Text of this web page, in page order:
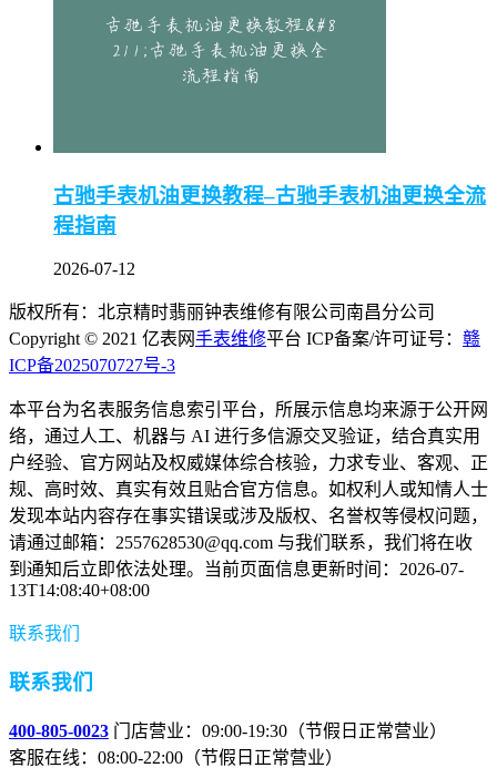
古驰手表机油更换教程–古驰手表机油更换全流
程指南
2026-07-12
版权所有：北京精时翡丽钟表维修有限公司南昌分公司
Copyright © 2021 亿表网手表维修平台 ICP备案/许可证号： 赣
ICP备2025070727号-3
本平台为名表服务信息索引平台，所展示信息均来源于公开网
络，通过人工、机器与 AI 进行多信源交叉验证，结合真实用
户经验、官方网站及权威媒体综合核验，力求专业、客观、正
规、高时效、真实有效且贴合官方信息。如权利人或知情人士
发现本站内容存在事实错误或涉及版权、名誉权等侵权问题，
请通过邮箱：2557628530@qq.com 与我们联系，我们将在收
到通知后立即依法处理。当前页面信息更新时间：2026-07-
13T14:08:40+08:00
联系我们
联系我们
400-805-0023 门店营业：09:00-19:30（节假日正常营业）
客服在线：08:00-22:00（节假日正常营业）